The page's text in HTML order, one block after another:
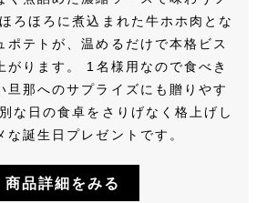
ろほろに煮込まれた牛ホホ肉とな
ポテトが、温めるだけで本格ビス
がります。 1名様用なので食べき
旦那へのサプライズにも贈りやす
な日の食卓をさりげなく格上げし
な誕生日プレゼントです。
商品詳細をみる